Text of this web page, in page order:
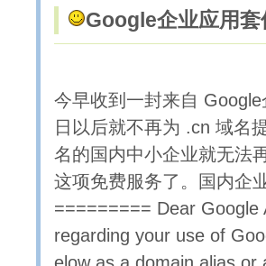
Google企业应用
今早收到一封来自
日以后就不再为 .cn 域名
名的国内中小企业就无法
这项免费服务了。国内企
========= Dear
regarding your use of